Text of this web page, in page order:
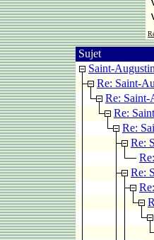
Sujet
Saint-
Re: Saint-
Re: Saint-
Re:
Re:
Re:
Re: